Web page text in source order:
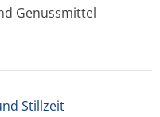
Genussmittel
Stillzeit